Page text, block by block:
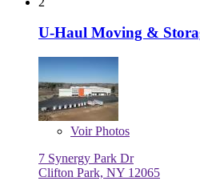
U-Haul Moving &
VoirPhotos
7 Synergy Park Dr
Clifton Park, NY 12065